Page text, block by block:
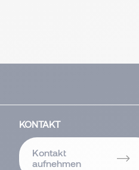
KONTAKT
Kontakt
aufnehmen